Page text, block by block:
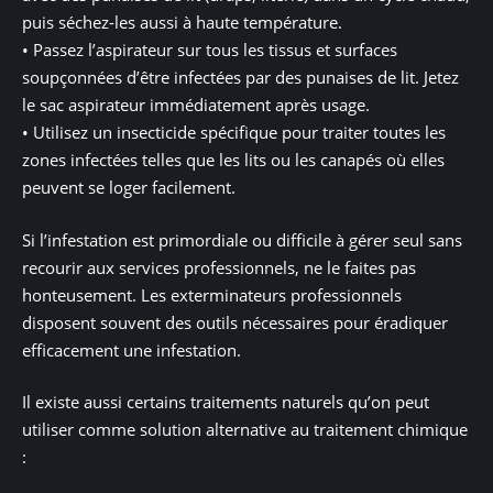
puis séchez-les aussi à haute température.
• Passez l’aspirateur sur tous les tissus et surfaces
soupçonnées d’être infectées par des punaises de lit. Jetez
le sac aspirateur immédiatement après usage.
• Utilisez un insecticide spécifique pour traiter toutes les
zones infectées telles que les lits ou les canapés où elles
peuvent se loger facilement.
Si l’infestation est primordiale ou difficile à gérer seul sans
recourir aux services professionnels, ne le faites pas
honteusement. Les exterminateurs professionnels
disposent souvent des outils nécessaires pour éradiquer
efficacement une infestation.
Il existe aussi certains traitements naturels qu’on peut
utiliser comme solution alternative au traitement chimique
: